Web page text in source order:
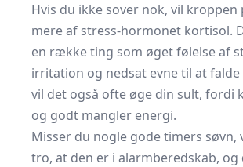
Hvis du ikke sover nok, vil
mere af stress-hormonet kortisol.
en række ting som øget følelse af
irritation og nedsat evne til at falde
vil det også ofte øge din sult, fordi
og godt mangler energi.
Misser du nogle gode timers søvn,
tro, at den er i alarmberedskab,